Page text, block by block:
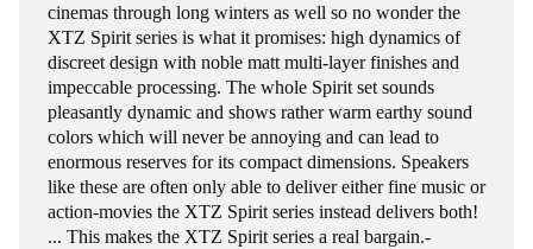
cinemas through long winters as well so no wonder the
XTZ Spirit series is what it promises: high dynamics of
discreet design with noble matt multi-layer finishes and
impeccable processing. The whole Spirit set sounds
pleasantly dynamic and shows rather warm earthy sound
colors which will never be annoying and can lead to
enormous reserves for its compact dimensions. Speakers
like these are often only able to deliver either fine music or
action-movies the XTZ Spirit series instead delivers both!
... This makes the XTZ Spirit series a real bargain.-